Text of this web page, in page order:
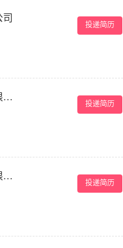
投递简历
好货品销售记录、盘点、账目核对等
动邀约客户，达成销售。 【薪酬】
1到2年店面管理经验 2． 良好的
外向 6． 肤质清淨 7． 接受主动式
广州恩贝妮生物科技有限公司
投递简历
定期了解客源拓展情况和市场竞争动
，保证美容院各环节的正常营运。
认真负责、诚心敬业、踏实肯
有美容院管理经验者优先。 上海雅
打造！ 我们不在乎你的学历，因
薪资待遇： 认真工作的5000以上
广州千美汇生物科技有限公司
投递简历